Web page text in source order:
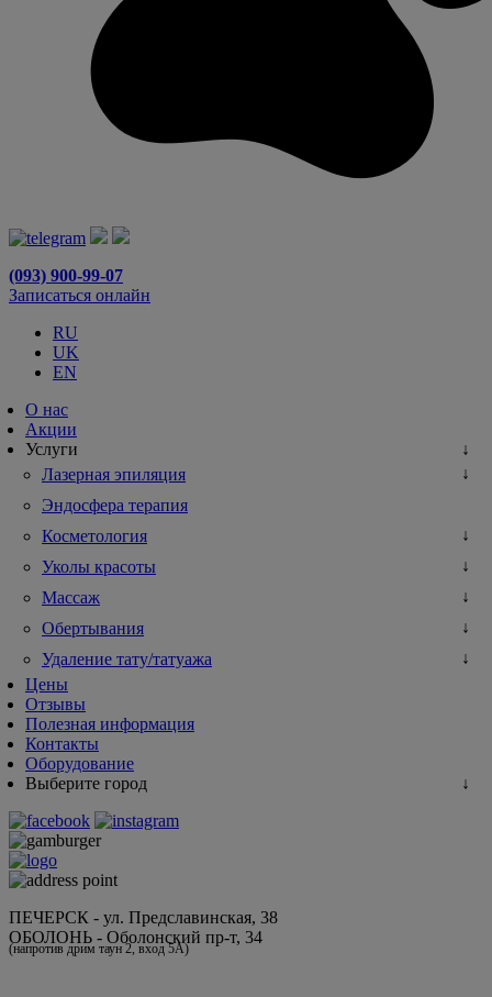
(093) 900-99-07
Записаться онлайн
RU
UK
EN
О нас
Акции
Услуги
Лазерная эпиляция
Эндосфера терапия
Косметология
Уколы красоты
Массаж
Обертывания
Удаление тату/татуажа
Цены
Отзывы
Полезная информация
Контакты
Оборудование
Выберите город
ПЕЧЕРСК - ул. Предславинская, 38
ОБОЛОНЬ - Оболонский пр-т, 34
(напротив дрим таун 2, вход 5А)